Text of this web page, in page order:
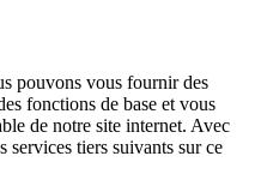
pouvons vous fournir des
fonctions de base et vous
de notre site internet. Avec
services tiers suivants sur ce